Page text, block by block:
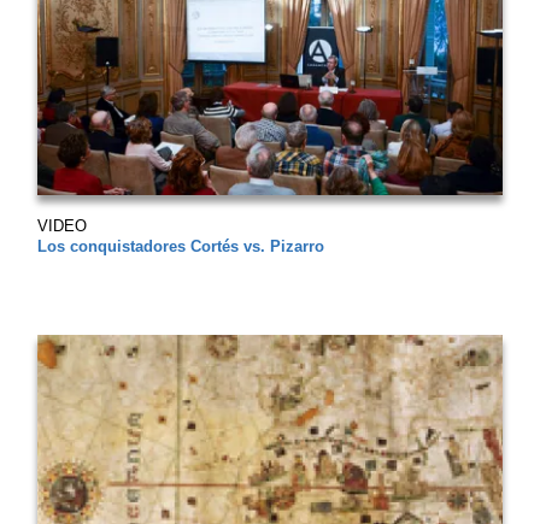
VIDEO
Los conquistadores Cortés vs. Pizarro